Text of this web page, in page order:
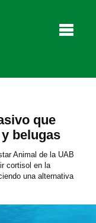
que
belugas
Animal de la UAB
cortisol en la
una alternativa